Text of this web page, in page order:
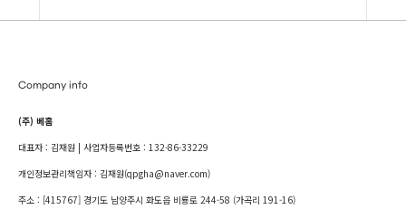
Company info
(주) 베홈
대표자 : 김재원 | 사업자등록번호 : 132-86-33229
개인정보관리책임자 : 김재원(qpgha@naver.com)
주소 : [415767] 경기도 남양주시 화도읍 비룡로 244-58 (가곡리 191-16)